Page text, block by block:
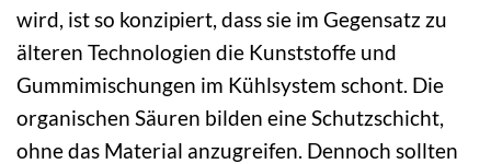
wird, ist so konzipiert, dass sie im Gegensatz zu
älteren Technologien die Kunststoffe und
Gummimischungen im Kühlsystem schont. Die
organischen Säuren bilden eine Schutzschicht,
ohne das Material anzugreifen. Dennoch sollten